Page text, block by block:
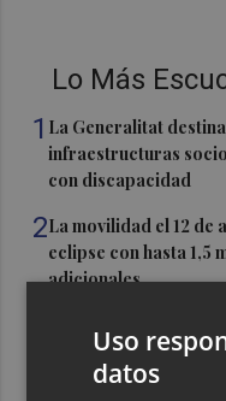
Lo Más
1 La Generalitat
infraestructuras
con discapacidad
2La movilidad el 12
eclipse con hasta 1,5
adicionales
Tírig para trabajar
Uso
datos